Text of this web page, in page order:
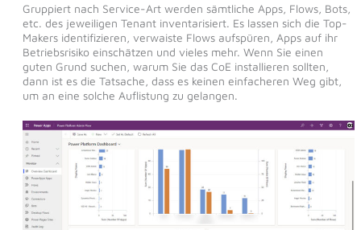
Gruppiert nach Service-Art werden sämtliche Apps, Flows, Bots,
etc. des jeweiligen Tenant inventarisiert. Es lassen sich die Top-
Makers identifizieren, verwaiste Flows aufspüren, Apps auf ihr
Betriebsrisiko einschätzen und vieles mehr. Wenn Sie einen
guten Grund suchen, warum Sie das CoE installieren sollten,
dann ist es die Tatsache, dass es keinen einfacheren Weg gibt,
um an eine solche Auflistung zu gelangen.